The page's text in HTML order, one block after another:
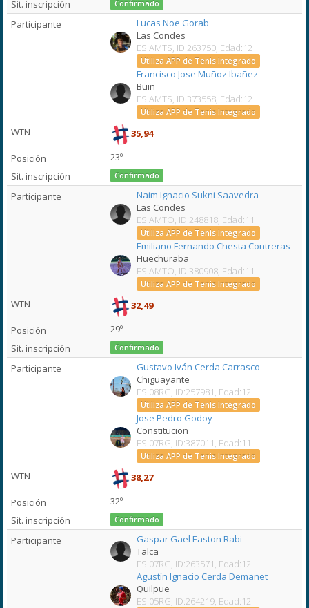
Confirmado
Lucas Noe Gorab
Las Condes
ES:AMTS, ID:263750, Edad:12
Utiliza APP de Tenis Integrado
Francisco Jose Muñoz Ibañez
Buin
ES:AMTS, ID:373558, Edad:12
Utiliza APP de Tenis Integrado
35,94
23º
Confirmado
Naim Ignacio Sukni Saavedra
Las Condes
ES:AMTO, ID:248818, Edad:11
Utiliza APP de Tenis Integrado
Emiliano Fernando Chesta Contreras
Huechuraba
ES:AMTO, ID:380908, Edad:11
Utiliza APP de Tenis Integrado
32,49
29º
Confirmado
Gustavo Iván Cerda Carrasco
Chiguayante
ES:08RG, ID:257981, Edad:12
Utiliza APP de Tenis Integrado
Jose Pedro Godoy
Constitucion
ES:07RG, ID:387011, Edad:11
Utiliza APP de Tenis Integrado
38,27
32º
Confirmado
Gaspar Gael Easton Rabi
Talca
ES:07RG, ID:263571, Edad:12
Agustín Ignacio Cerda Demanet
Quilpue
ES:05RG, ID:264219, Edad:12